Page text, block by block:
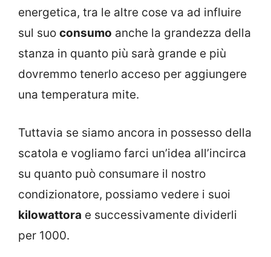
energetica, tra le altre cose va ad influire
sul suo consumo anche la grandezza della
stanza in quanto più sarà grande e più
dovremmo tenerlo acceso per aggiungere
una temperatura mite.
Tuttavia se siamo ancora in possesso della
scatola e vogliamo farci un’idea all’incirca
su quanto può consumare il nostro
condizionatore, possiamo vedere i suoi
kilowattora e successivamente dividerli
per 1000.